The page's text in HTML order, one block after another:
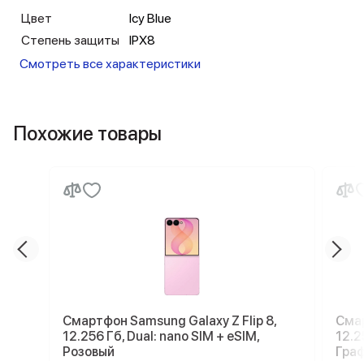
Цвет
Icy Blue
Степень защиты
IPX8
Смотреть все характеристики
Похожие товары
Смартфон Samsung Galaxy Z Flip 8,
12.256 Гб, Dual: nano SIM + eSIM,
Розовый